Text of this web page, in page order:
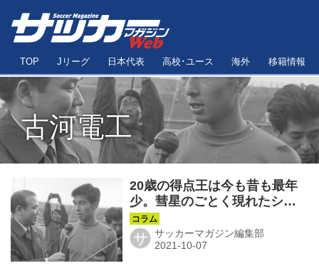
TOP Jリーグ 日本代表 高校･ユース 海外 移籍情報
古河電工
20歳の得点王は今も昔も最年
少。彗星のごとく現れたシン
デレラボーイ、木村武夫◎Ｊ
前夜を歩く第38回
サ サッカーマガジン編集部